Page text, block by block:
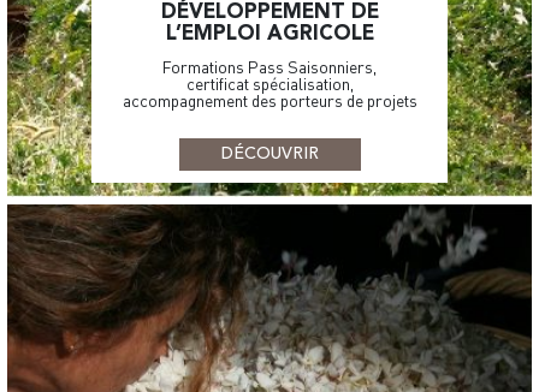
DÉVELOPPEMENT DE
L’EMPLOI AGRICOLE
Formations Pass Saisonniers,
certificat spécialisation,
accompagnement des porteurs de projets
DÉCOUVRIR